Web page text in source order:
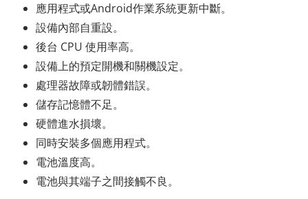
應用程式或Android作業系統更新中斷。
設備內部自重設。
後台 CPU 使用率高。
設備上的預定開機和關機設定。
處理器故障或韌體錯誤。
儲存記憶體不足。
硬體進水損壞。
同時安裝多個應用程式。
電池溫度高。
電池與其端子之間接觸不良。